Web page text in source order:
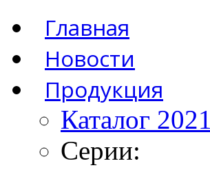
Главная
Новости
Продукция
Каталог
Серии: